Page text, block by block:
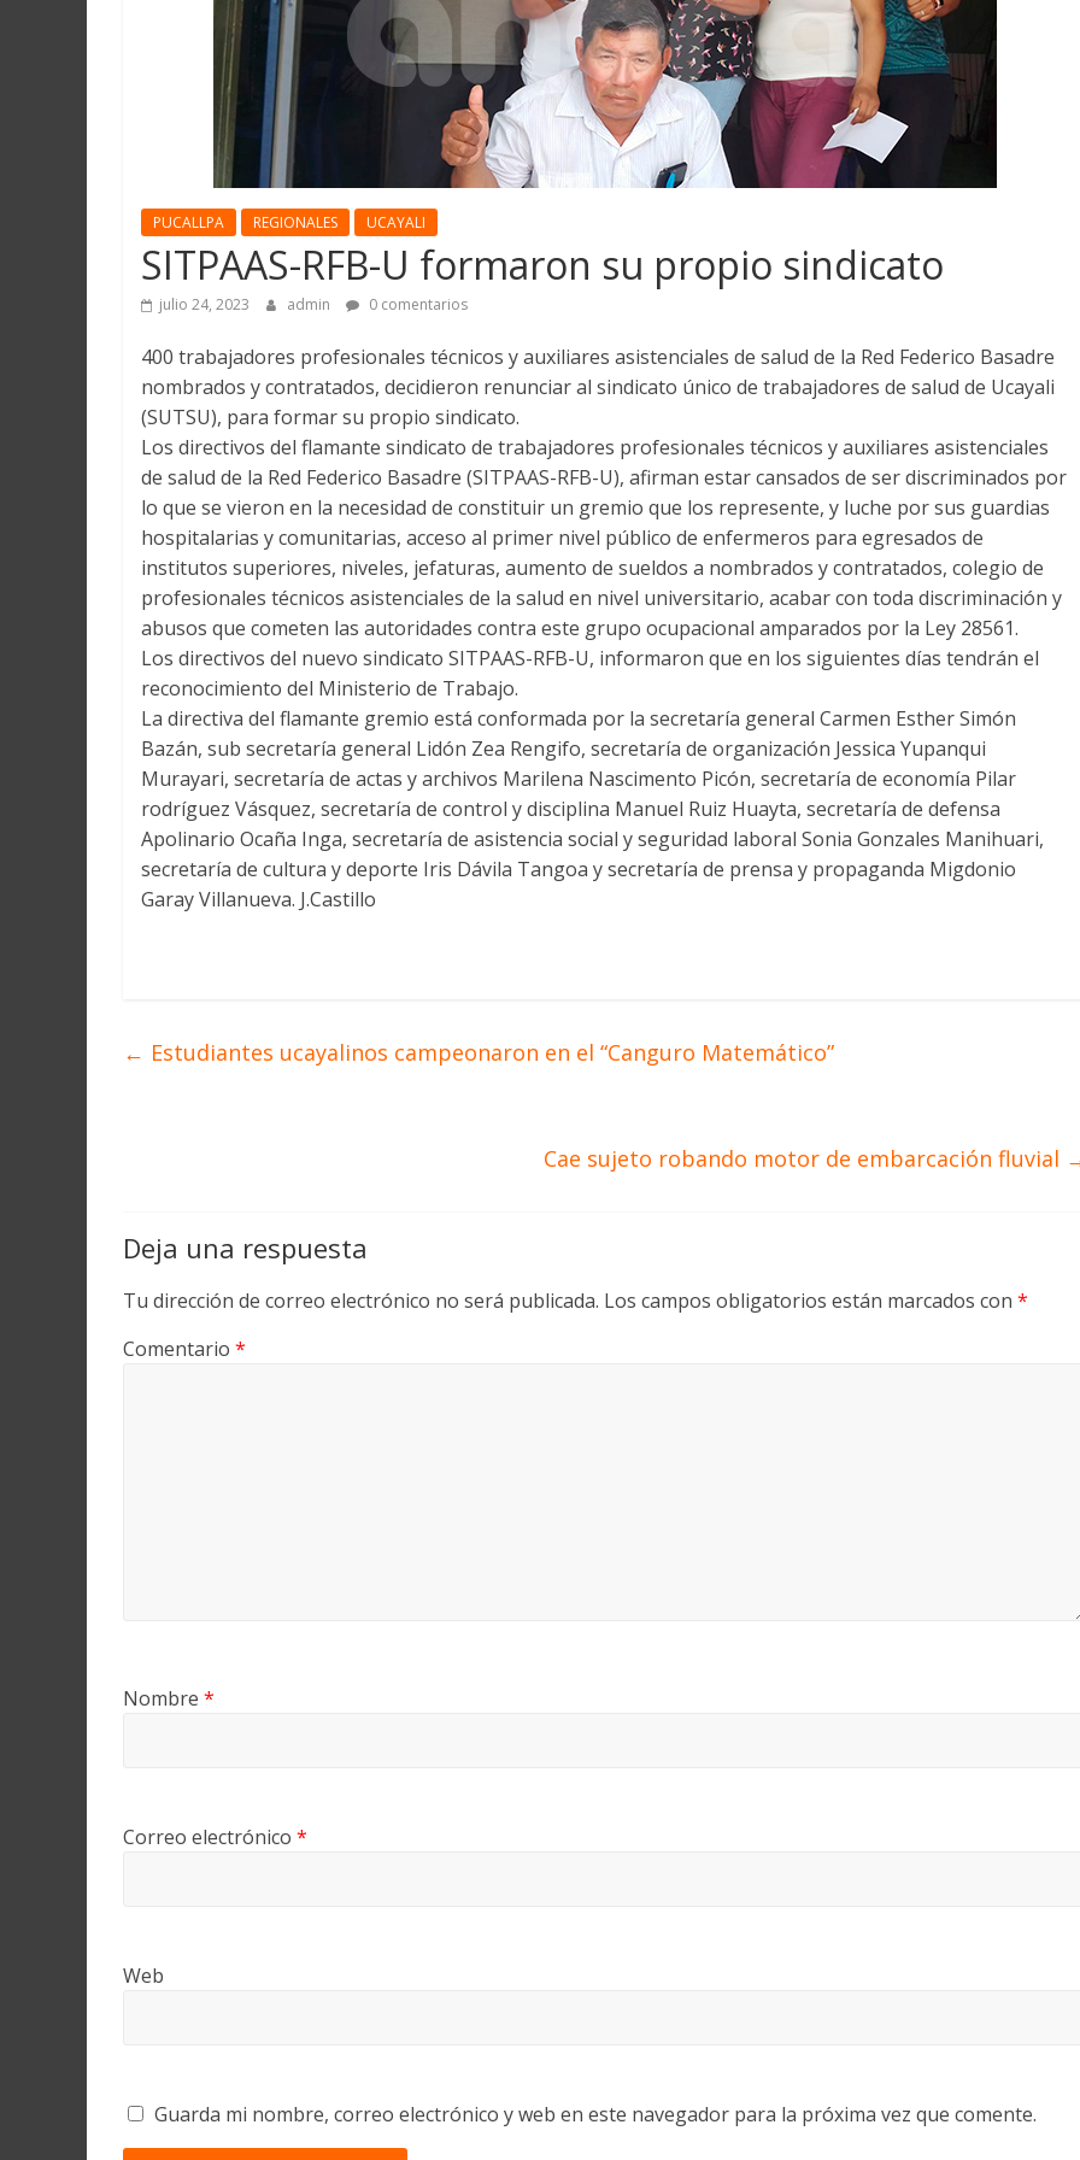
PUCALLPA REGIONALES UCAYALI
SITPAAS-RFB-U formaron su propio sindicato
julio 24, 2023 admin 0 comentarios
400 trabajadores profesionales técnicos y auxiliares asistenciales de salud de la Red Federico Basadre
nombrados y contratados, decidieron renunciar al sindicato único de trabajadores de salud de Ucayali
(SUTSU), para formar su propio sindicato.
Los directivos del flamante sindicato de trabajadores profesionales técnicos y auxiliares asistenciales
de salud de la Red Federico Basadre (SITPAAS-RFB-U), afirman estar cansados de ser discriminados por
lo que se vieron en la necesidad de constituir un gremio que los represente, y luche por sus guardias
hospitalarias y comunitarias, acceso al primer nivel público de enfermeros para egresados de
institutos superiores, niveles, jefaturas, aumento de sueldos a nombrados y contratados, colegio de
profesionales técnicos asistenciales de la salud en nivel universitario, acabar con toda discriminación y
abusos que cometen las autoridades contra este grupo ocupacional amparados por la Ley 28561.
Los directivos del nuevo sindicato SITPAAS-RFB-U, informaron que en los siguientes días tendrán el
reconocimiento del Ministerio de Trabajo.
La directiva del flamante gremio está conformada por la secretaría general Carmen Esther Simón
Bazán, sub secretaría general Lidón Zea Rengifo, secretaría de organización Jessica Yupanqui
Murayari, secretaría de actas y archivos Marilena Nascimento Picón, secretaría de economía Pilar
rodríguez Vásquez, secretaría de control y disciplina Manuel Ruiz Huayta, secretaría de defensa
Apolinario Ocaña Inga, secretaría de asistencia social y seguridad laboral Sonia Gonzales Manihuari,
secretaría de cultura y deporte Iris Dávila Tangoa y secretaría de prensa y propaganda Migdonio
Garay Villanueva. J.Castillo
← Estudiantes ucayalinos campeonaron en el “Canguro Matemático”
Cae sujeto robando motor de embarcación fluvial
Deja una respuesta
Tu dirección de correo electrónico no será publicada. Los campos obligatorios están marcados con *
Comentario *
Nombre *
Correo electrónico *
Web
Guarda mi nombre, correo electrónico y web en este navegador para la próxima vez que comente.